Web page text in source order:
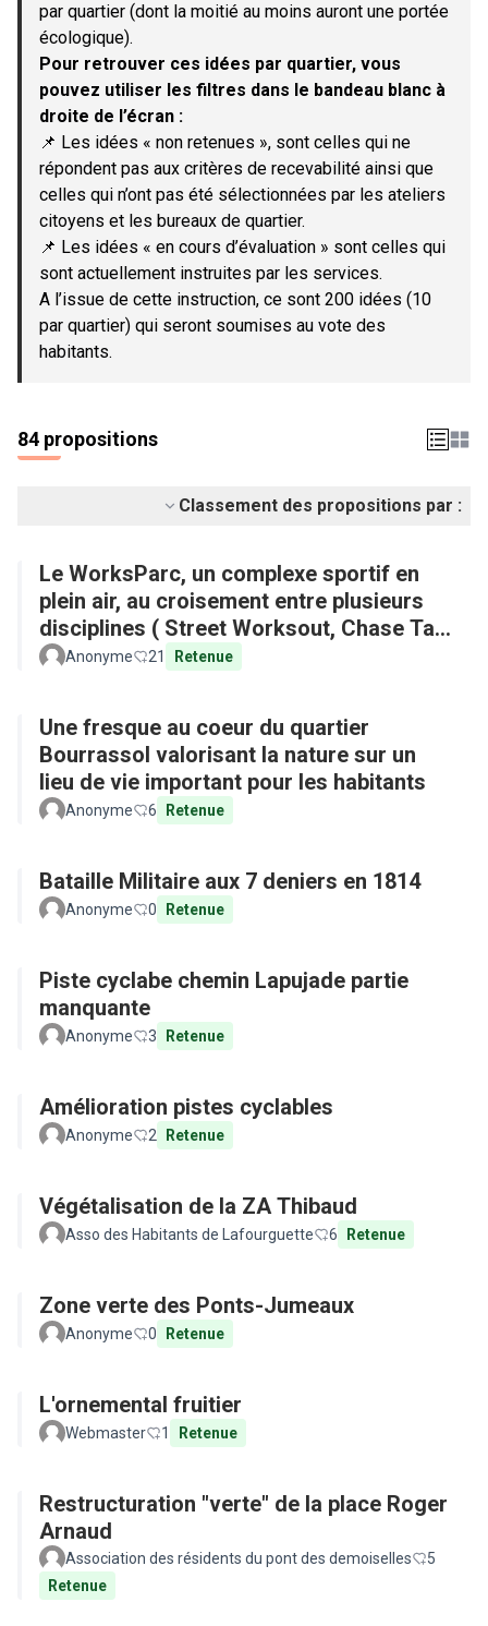
par quartier (dont la moitié au moins auront une portée
écologique).
Pour retrouver ces idées par quartier, vous
pouvez utiliser les filtres dans le bandeau blanc à
droite de l’écran :
📌 Les idées « non retenues », sont celles qui ne
répondent pas aux critères de recevabilité ainsi que
celles qui n’ont pas été sélectionnées par les ateliers
citoyens et les bureaux de quartier.
📌 Les idées « en cours d’évaluation » sont celles qui
sont actuellement instruites par les services.
A l’issue de cette instruction, ce sont 200 idées (10
par quartier) qui seront soumises au vote des
habitants.
84 propositions
Classement des propositions par :
Le WorksParc, un complexe sportif en
plein air, au croisement entre plusieurs
disciplines ( Street Worksout, Chase Tag,
Parkour)
Anonyme 21 Retenue
Une fresque au coeur du quartier
Bourrassol valorisant la nature sur un
lieu de vie important pour les habitants
Anonyme 6 Retenue
Bataille Militaire aux 7 deniers en 1814
Anonyme 0 Retenue
Piste cyclabe chemin Lapujade partie
manquante
Anonyme 3 Retenue
Amélioration pistes cyclables
Anonyme 2 Retenue
Végétalisation de la ZA Thibaud
Asso des Habitants de Lafourguette 6 Retenue
Zone verte des Ponts-Jumeaux
Anonyme 0 Retenue
L'ornemental fruitier
Webmaster 1 Retenue
Restructuration "verte" de la place Roger
Arnaud
Association des résidents du pont des demoiselles
5
Retenue